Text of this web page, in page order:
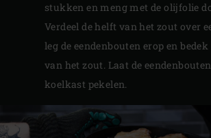
stukken en meng met de olijfolie
Verdeel de helft van het zout over
leg de eendenbouten erop en
van het zout. Laat de
koelkast pekelen.